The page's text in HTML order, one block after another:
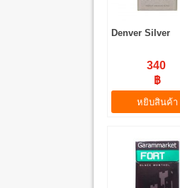
Denver Silver
340
฿
หยิบสินค้า